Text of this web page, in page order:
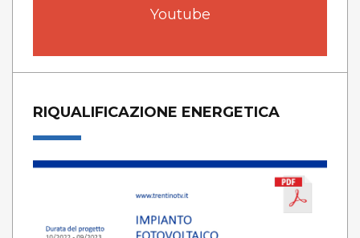
Youtube
RIQUALIFICAZIONE ENERGETICA